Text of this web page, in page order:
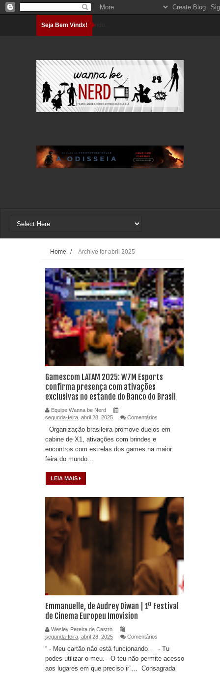
Seja Bem Vindx!Carregando...
Home / Archive for abril 2025
Gamescom LATAM 2025: W7M Esports
confirma presença com ativações
exclusivas no estande do Banco do Brasil
Equipe Wanna be Nerd
segunda-feira, abril 28, 2025
Comentários
Organização brasileira promove duelos em
cabine de X1, ativações com brindes e
encontros com estrelas dos games na maior
feira do mundo...
LEIA MAIS
Emmanuelle, de Audrey Diwan | 1º Festival
de Cinema Europeu Imovision
Wesley Pereira de Castro
segunda-feira, abril 28, 2025
Comentários
“ - Meu cartão não está funcionando… - Tu
podes utilizar o meu. - O teu não permite acesso
aos lugares em que preciso ir”… Consagrada